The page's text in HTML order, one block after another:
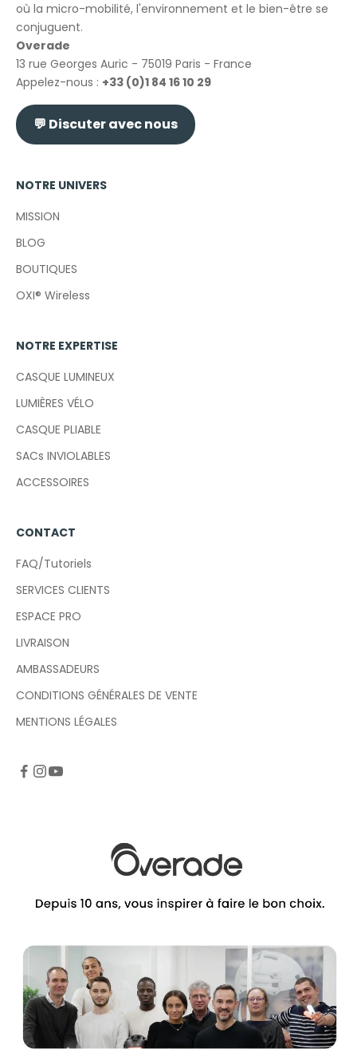
où la micro-mobilité, l'environnement et le bien-être se
conjuguent.
Overade
13 rue Georges Auric - 75019 Paris - France
Appelez-nous : +33 (0)1 84 16 10 29
💬 Discuter avec nous
NOTRE UNIVERS
MISSION
BLOG
BOUTIQUES
OXI® Wireless
NOTRE EXPERTISE
CASQUE LUMINEUX
LUMIÈRES VÉLO
CASQUE PLIABLE
SACs INVIOLABLES
ACCESSOIRES
CONTACT
FAQ/Tutoriels
SERVICES CLIENTS
ESPACE PRO
LIVRAISON
AMBASSADEURS
CONDITIONS GÉNÉRALES DE VENTE
MENTIONS LÉGALES